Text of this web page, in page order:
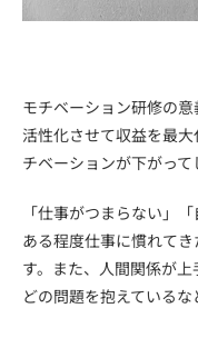
モチベーション研修の
活性化させて収益を最
チベーションが下がって
「仕事がつまらない」
ある程度仕事に慣れて
す。また、人間関係が
どの問題を抱えているな